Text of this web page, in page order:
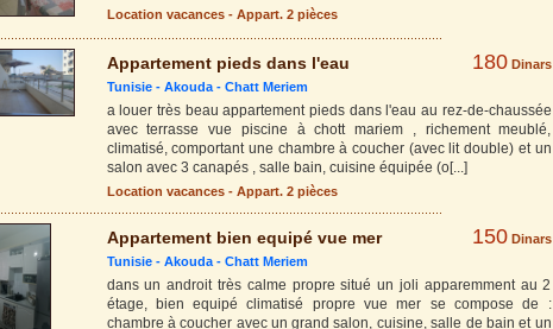
Location vacances - Appart. 2 pièces
Appartement pieds dans l'eau 180 Dinars
Tunisie - Akouda- Chatt Meriem
a louer très beau appartement pieds dans l'eau au rez-de-chaussée
avec terrasse vue piscine à chott mariem , richement meublé,
climatisé, comportant une chambre à coucher (avec lit double) et un
salon avec 3 canapés , salle bain, cuisine équipée (o[...]
Location vacances - Appart. 2 pièces
Appartement bien equipé vue mer 150 Dinars
Tunisie - Akouda- Chatt Meriem
dans un androit très calme propre situé un joli apparemment au 2
étage, bien equipé climatisé propre vue mer se compose de :
chambre à coucher avec un grand salon, cuisine, salle de bain et un